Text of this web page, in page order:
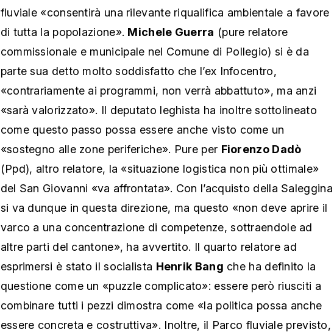
fluviale «consentirà una rilevante riqualifica ambientale a favore
di tutta la popolazione». Michele Guerra (pure relatore
commissionale e municipale nel Comune di Pollegio) si è da
parte sua detto molto soddisfatto che l’ex Infocentro,
«contrariamente ai programmi, non verrà abbattuto», ma anzi
«sarà valorizzato». Il deputato leghista ha inoltre sottolineato
come questo passo possa essere anche visto come un
«sostegno alle zone periferiche». Pure per Fiorenzo Dadò
(Ppd), altro relatore, la «situazione logistica non più ottimale»
del San Giovanni «va affrontata». Con l’acquisto della Saleggina
si va dunque in questa direzione, ma questo «non deve aprire il
varco a una concentrazione di competenze, sottraendole ad
altre parti del cantone», ha avvertito. Il quarto relatore ad
esprimersi è stato il socialista Henrik Bang che ha definito la
questione come un «puzzle complicato»: essere però riusciti a
combinare tutti i pezzi dimostra come «la politica possa anche
essere concreta e costruttiva». Inoltre, il Parco fluviale previsto,